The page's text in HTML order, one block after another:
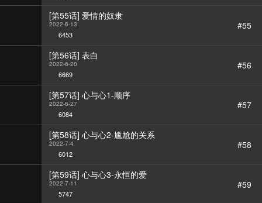
[第55话] 爱情的奴隶
2022-6-13
6453
#55
[第56话] 表白
2022-6-20
6669
#56
[第57话] 心与心1-顺序
2022-6-27
6084
#57
[第58话] 心与心2-尴尬的关系
2022-7-4
6012
#58
[第59话] 心与心3-永恒的爱
2022-7-11
5747
#59